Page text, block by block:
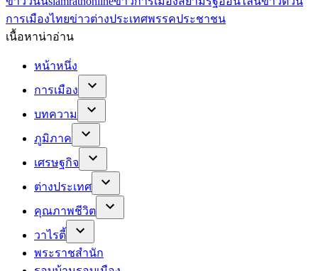
การเมืองไทยข่าวต่างประเทศพรรคประชาชน
เนื้อหาน่าอ่าน
หน้าหนึ่ง
การเมือง
บทความ
ภูมิภาค
เศรษฐกิจ
ต่างประเทศ
คุณภาพชีวิต
วาไรตี้
พระราชสำนัก